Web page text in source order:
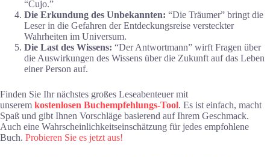
“Cujo.”
Die Erkundung des Unbekannten: “Die Träumer” bringt die
Leser in die Gefahren der Entdeckungsreise versteckter
Wahrheiten im Universum.
Die Last des Wissens: “Der Antwortmann” wirft Fragen über
die Auswirkungen des Wissens über die Zukunft auf das Leben
einer Person auf.
Finden Sie Ihr nächstes großes Leseabenteuer mit
unserem kostenlosen Buchempfehlungs-Tool. Es ist einfach, macht
Spaß und gibt Ihnen Vorschläge basierend auf Ihrem Geschmack.
Auch eine Wahrscheinlichkeitseinschätzung für jedes empfohlene
Buch. Probieren Sie es jetzt aus!